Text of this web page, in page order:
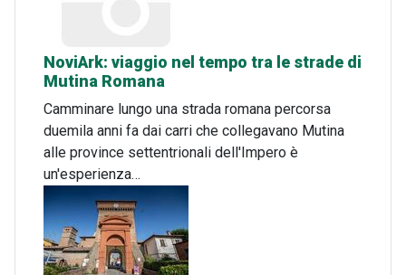
NoviArk: viaggio nel tempo tra le strade di
Mutina Romana
Camminare lungo una strada romana percorsa
duemila anni fa dai carri che collegavano Mutina
alle province settentrionali dell'Impero è
un'esperienza…